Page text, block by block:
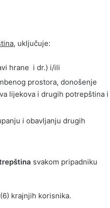
, uključuje:
hrane i dr.) i/ili
prostora, donošenje
lijekova i drugih potrepština i
i obavljanju drugih
svakom pripadniku
krajnjih korisnika.